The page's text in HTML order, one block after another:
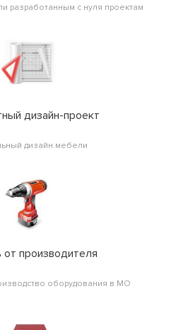
разработанным с нуля проектам
дизайн-проект
дизайн мебели
производителя
оборудования в МО